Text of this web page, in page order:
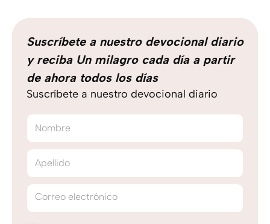
Suscríbete a nuestro devocional diario
y reciba Un milagro cada día a partir
de ahora todos los días
Suscríbete a nuestro devocional diario
Nombre
Apellido
Correo electrónico